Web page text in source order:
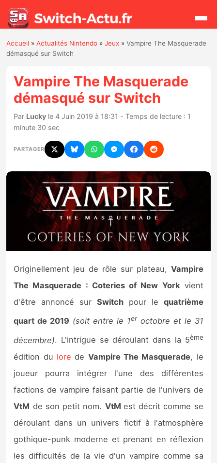
Actualités
Jeux
Hardware
Chiffres de ventes
Rumeurs
Nintendo Direct
Tests et previews
Tests de jeux
Tests d’accessoires
Autres tests
Previews
Précommandes
Précommandes jeux Switch 2
Sorties de jeux
Accueil »Actualités Nintendo »Jeux »Vampire The Masquerade
démasqué sur Switch
Vampire The Masquerade
démasqué sur Switch
Par Lucky le 4 Juin 2019 à 18:31 - Temps de lecture : 1
minute 30 sec
PARTAGER
Originellement jeu de rôle sur plateau, Vampire
The Masquerade : Coteries of New York vient
d'être annoncé sur Switchpour le quatrième
quart de 2019 (soit entre le 1eroctobre et le 31
décembre). L'intrigue se déroulant dans la 5ème
édition du lore de Vampire The Masquerade, le
joueur pourra intégrer l'une des différentes
factions de vampire faisant partie de l'univers de
VtM de son petit nom. VtM est décrit comme se
déroulant dans un univers fictif à l'atmosphère
gothique-punk moderne et prenant en réflexion
les difficultés de la vie d'un vampire comme sa